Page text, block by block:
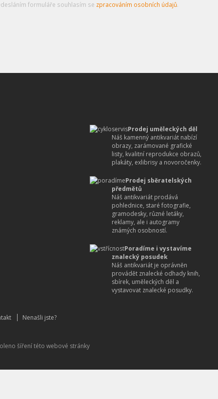
formuláře souhlasím se zpracováním osobních údajů.
Prodej uměleckých děl
Náš kamenný antikvariát nabízí
obrazy, zarámované grafické
listy, kvalitní reprodukce obrazů,
plakáty, exlibrisy a novoročenky.
Prodej sběratelských
předmětů
Náš antikvariát prodává
pohlednice, staré fotografie,
gramodesky, různé letáky,
reklamy, ale i autogramy
známých osobností.
Poradíme i vystavíme
znalecký posudek
Náš antikvariát je oprávněn
provádět znalecké odhady knih,
sbírek, uměleckých děl a
vystavovat znalecké posudky.
Nenašli jste?
šíření této webové stránky